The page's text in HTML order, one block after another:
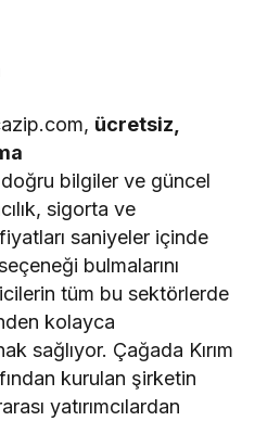
ücretsiz,
bilgiler ve güncel
sigorta ve
saniyeler içinde
bulmalarını
tüm bu sektörlerde
kolayca
sağlıyor. Çağada Kırım
kurulan şirketin
yatırımcılardan